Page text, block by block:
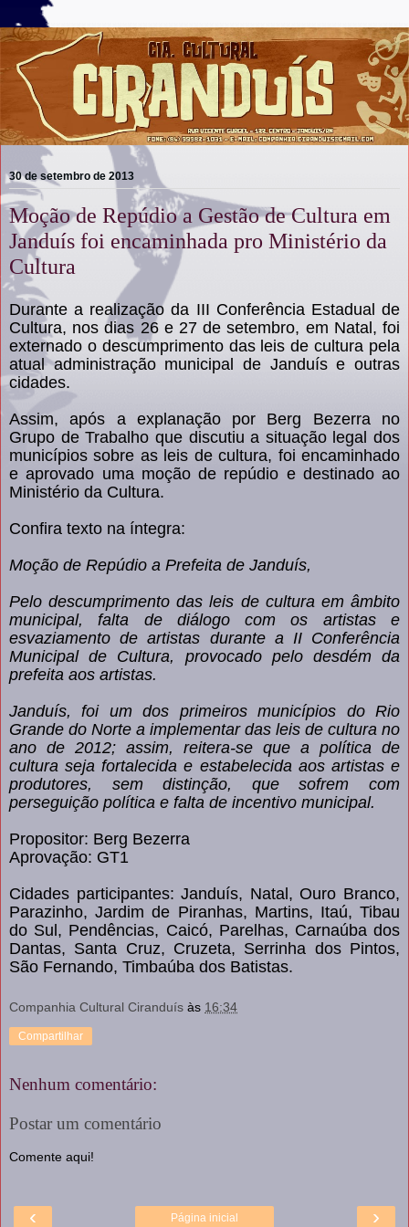
30 de setembro de 2013
Moção de Repúdio a Gestão de Cultura em
Janduís foi encaminhada pro Ministério da
Cultura
Durante a realização da III Conferência Estadual de
Cultura, nos dias 26 e 27 de setembro, em Natal, foi
externado o descumprimento das leis de cultura pela
atual administração municipal de Janduís e outras
cidades.
Assim, após a explanação por Berg Bezerra no
Grupo de Trabalho que discutiu a situação legal dos
municípios sobre as leis de cultura, foi encaminhado
e aprovado uma moção de repúdio e destinado ao
Ministério da Cultura.
Confira texto na íntegra:
Moção de Repúdio a Prefeita de Janduís,
Pelo descumprimento das leis de cultura em âmbito
municipal, falta de diálogo com os artistas e
esvaziamento de artistas durante a II Conferência
Municipal de Cultura, provocado pelo desdém da
prefeita aos artistas.
Janduís, foi um dos primeiros municípios do Rio
Grande do Norte a implementar das leis de cultura no
ano de 2012; assim, reitera-se que a política de
cultura seja fortalecida e estabelecida aos artistas e
produtores, sem distinção, que sofrem com
perseguição política e falta de incentivo municipal.
Propositor: Berg Bezerra
Aprovação: GT1
Cidades participantes: Janduís, Natal, Ouro Branco,
Parazinho, Jardim de Piranhas, Martins, Itaú, Tibau
do Sul, Pendências, Caicó, Parelhas, Carnaúba dos
Dantas, Santa Cruz, Cruzeta, Serrinha dos Pintos,
São Fernando, Timbaúba dos Batistas.
Companhia Cultural Ciranduís às 16:34
Compartilhar
Nenhum comentário:
Postar um comentário
Comente aqui!
‹ ›
Página inicial